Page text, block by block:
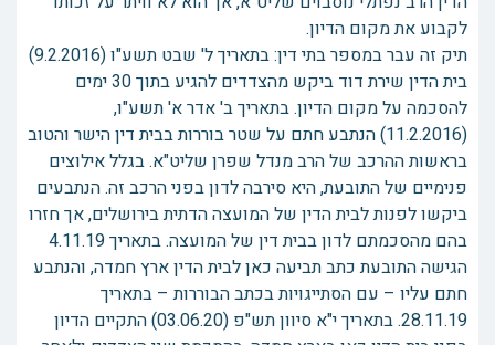
לקבוע את מקום הדיון.
תיק זה עבר במספר בתי דין: בתאריך ל' שבט תשע"ו (9.2.2016)
בית הדין שירת דוד ביקש מהצדדים להגיע בתוך 30 ימים
להסכמה על מקום הדיון. בתאריך ב' אדר א' תשע"ו,
(11.2.2016) הנתבע חתם על שטר בוררות בבית דין הישר והטוב
בראשות ההרכב של הרב מנדל שפרן שליט"א. בגלל אילוצים
פנימיים של התובעת, היא סירבה לדון בפני הרכב זה. הנתבעים
ביקשו לפנות לבית הדין של המועצה הדתית בירושלים, אך חזרו
בהם מהסכמתם לדון בבית דין של המועצה. בתאריך 4.11.19
הגישה התובעת כתב תביעה כאן לבית הדין ארץ חמדה, והנתבע
חתם עליו – עם הסתייגויות בכתב הבוררות – בתאריך
28.11.19. בתאריך י"א סיוון תש"פ (03.06.20) התקיים הדיון